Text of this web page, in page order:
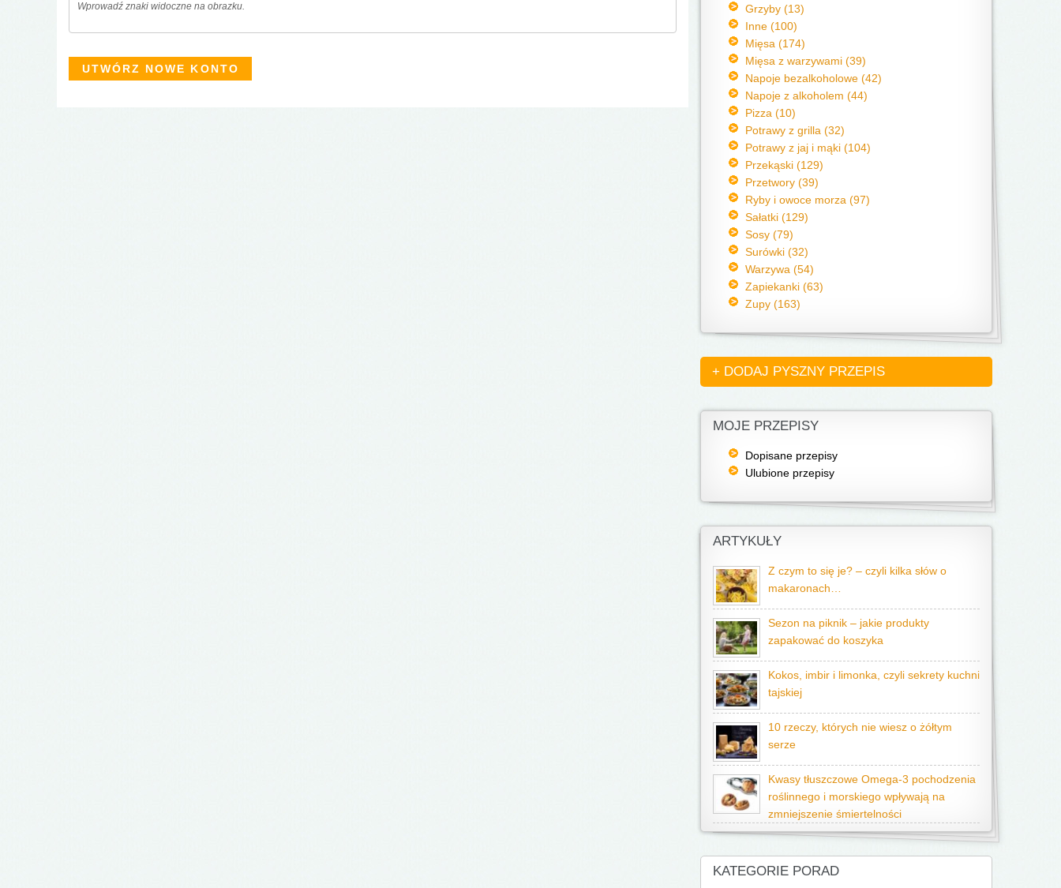
Wprowadź znaki widoczne na obrazku.
Grzyby (13)
Inne (100)
Mięsa (174)
Mięsa z warzywami (39)
Napoje bezalkoholowe (42)
Napoje z alkoholem (44)
Pizza (10)
Potrawy z grilla (32)
Potrawy z jaj i mąki (104)
Przekąski (129)
Przetwory (39)
Ryby i owoce morza (97)
Sałatki (129)
Sosy (79)
Surówki (32)
Warzywa (54)
Zapiekanki (63)
Zupy (163)
+ DODAJ PYSZNY PRZEPIS
MOJE PRZEPISY
Dopisane przepisy
Ulubione przepisy
ARTYKUŁY
Z czym to się je? – czyli kilka słów o
makaronach…
Sezon na piknik – jakie produkty
zapakować do koszyka
Kokos, imbir i limonka, czyli sekrety kuchni
tajskiej
10 rzeczy, których nie wiesz o żółtym
serze
Kwasy tłuszczowe Omega-3 pochodzenia
roślinnego i morskiego wpływają na
zmniejszenie śmiertelności
KATEGORIE PORAD